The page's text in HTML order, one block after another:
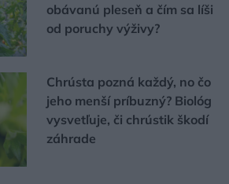
obávanú pleseň a čím sa líši
od poruchy výživy?
Chrústa pozná každý, no čo
jeho menší príbuzný? Biológ
vysvetľuje, či chrústik škodí
záhrade